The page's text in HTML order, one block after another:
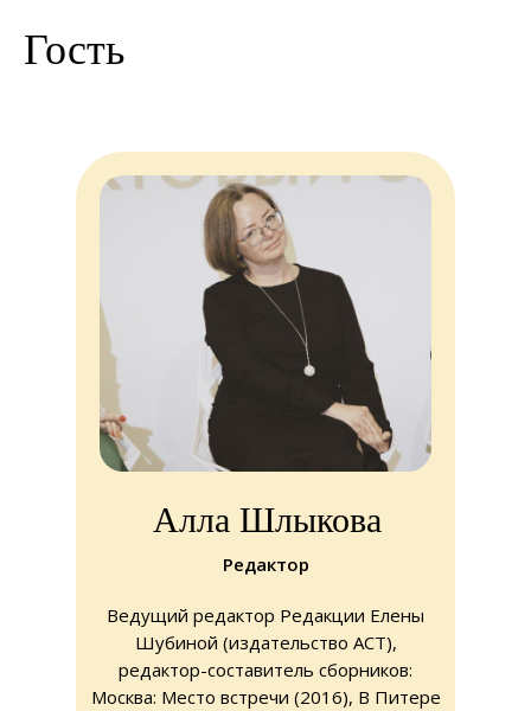
Гость
Алла Шлыкова
Ведущий редактор Редакции Елены
Шубиной (издательство АСТ),
редактор-составитель сборников:
Москва: Место встречи (2016), В Питере
Редактор